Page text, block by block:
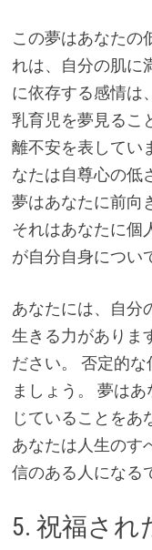
この夢はあなたの
れは、自分の肌に
に依存する感情は
乳育児を夢見るこ
離不安を表してい
なたは自尊心の低
夢はあなたに前向
それはあなたに個
が自分自身につい
あなたには、自分
生きる力がありま
ださい。 否定的
ましょう。 夢は
じていることをあ
あなたは人生のす
信のある人になる
5. 祝福され